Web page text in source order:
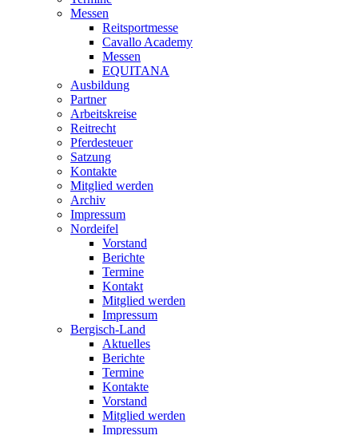
Messen
Reitsportmesse
Cavallo Academy
Messen
EQUITANA
Ausbildung
Partner
Arbeitskreise
Reitrecht
Pferdesteuer
Satzung
Kontakte
Mitglied werden
Archiv
Impressum
Nordeifel
Vorstand
Berichte
Termine
Kontakt
Mitglied werden
Impressum
Bergisch-Land
Aktuelles
Berichte
Termine
Kontakte
Vorstand
Mitglied werden
Impressum